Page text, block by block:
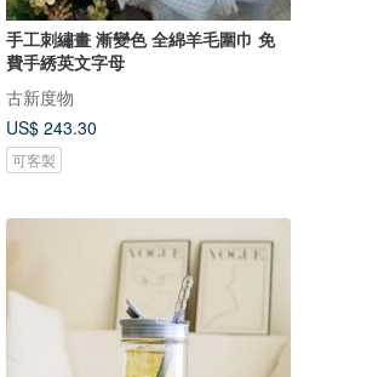
手工刺繡畫 漸變色 全綿羊毛圍巾 免
費手綉英文字母
古新度物
US$ 243.30
可客製